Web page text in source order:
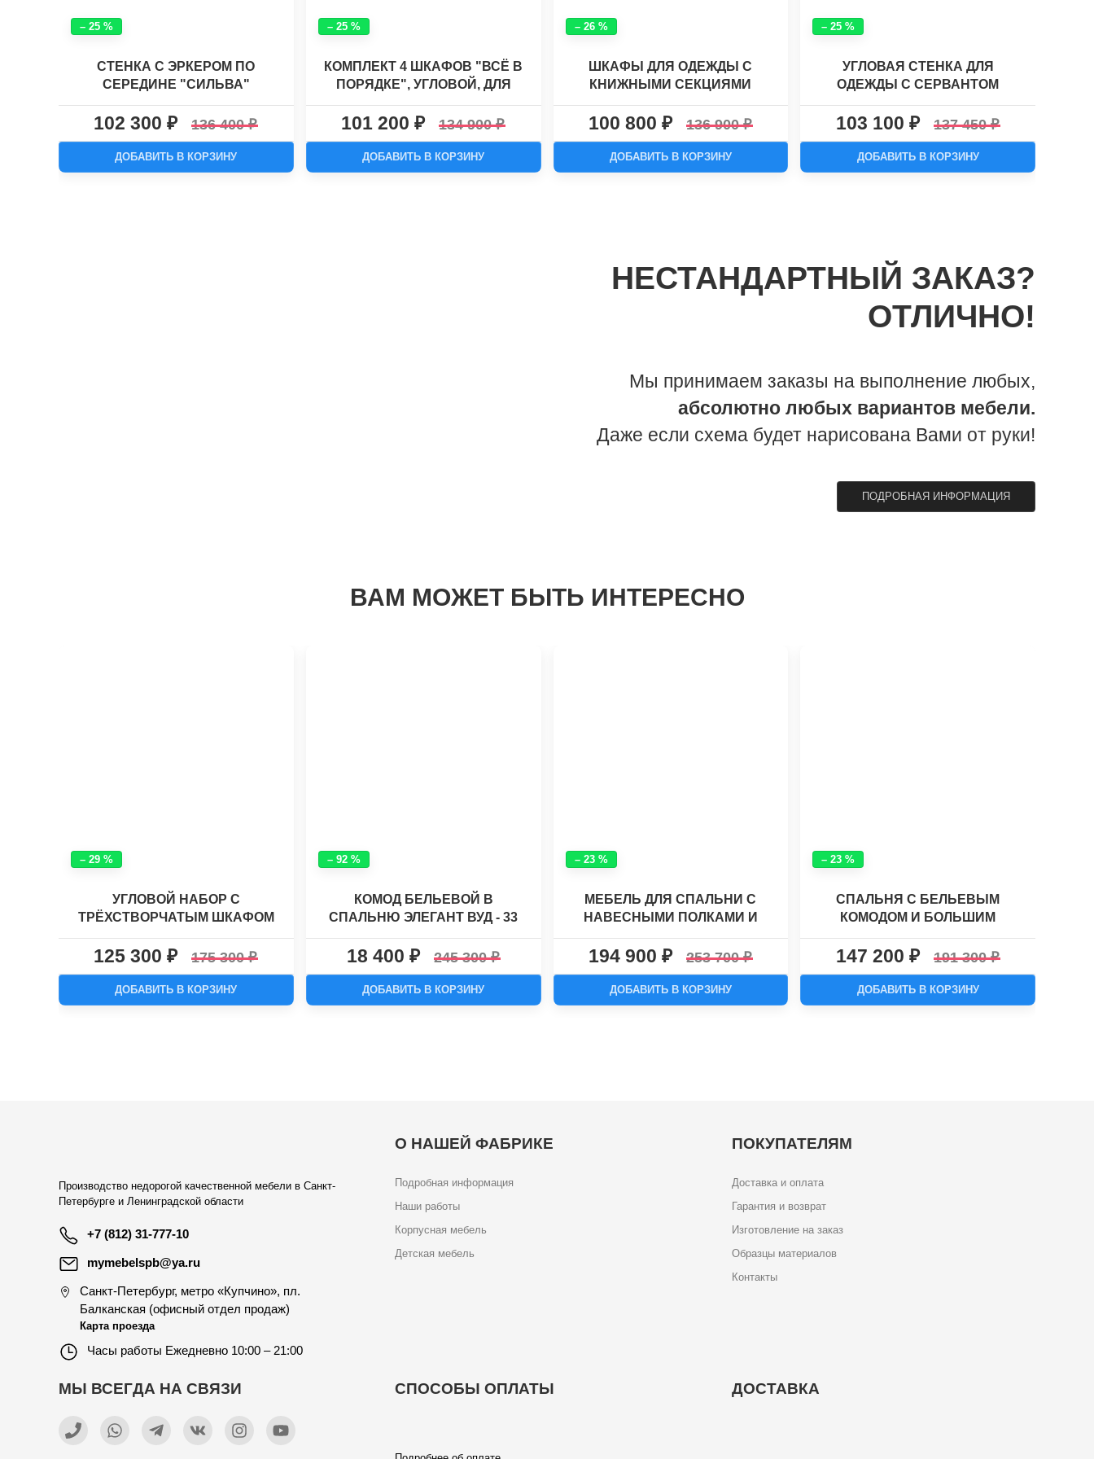
– 25 %
СТЕНКА С ЭРКЕРОМ ПО
СЕРЕДИНЕ "СИЛЬВА"
102 300 136 400
ДОБАВИТЬ В КОРЗИНУ
– 25 %
КОМПЛЕКТ 4 ШКАФОВ "ВСЁ В
ПОРЯДКЕ", УГЛОВОЙ, ДЛЯ
ОДЕЖДЫ, КНИГ, ПОСУДЫ №48
101 200 134 900
ДОБАВИТЬ В КОРЗИНУ
– 26 %
ШКАФЫ ДЛЯ ОДЕЖДЫ С
КНИЖНЫМИ СЕКЦИЯМИ
ПАКС-2
100 800 136 900
ДОБАВИТЬ В КОРЗИНУ
– 25 %
УГЛОВАЯ СТЕНКА ДЛЯ
ОДЕЖДЫ С СЕРВАНТОМ
ХАСКИ №4
103 100 137 450
ДОБАВИТЬ В КОРЗИНУ
НЕСТАНДАРТНЫЙ ЗАКАЗ?
ОТЛИЧНО!
Мы принимаем заказы на выполнение любых,
абсолютно любых вариантов мебели.
Даже если схема будет нарисована Вами от руки!
ПОДРОБНАЯ ИНФОРМАЦИЯ
ВАМ МОЖЕТ БЫТЬ ИНТЕРЕСНО
– 29 %
УГЛОВОЙ НАБОР С
ТРЁХСТВОРЧАТЫМ ШКАФОМ
ХАСКИ КЛАССИК №9
125 300 175 300
ДОБАВИТЬ В КОРЗИНУ
– 92 %
КОМОД БЕЛЬЕВОЙ В
СПАЛЬНЮ ЭЛЕГАНТ ВУД - 33
18 400 245 300
ДОБАВИТЬ В КОРЗИНУ
– 23 %
МЕБЕЛЬ ДЛЯ СПАЛЬНИ С
НАВЕСНЫМИ ПОЛКАМИ И
УГЛОВЫМ ШКАФОМ "ЛАУНЧ
3"
194 900 253 700
ДОБАВИТЬ В КОРЗИНУ
– 23 %
СПАЛЬНЯ С БЕЛЬЕВЫМ
КОМОДОМ И БОЛЬШИМ
ШКАФОМ ДЛЯ ОДЕЖЫ
"ЛАУНЧ"
147 200 191 300
ДОБАВИТЬ В КОРЗИНУ
Производство недорогой качественной мебели в Санкт-
Петербурге и Ленинградской области
+7 (812) 31-777-10
mymebelspb@ya.ru
Санкт-Петербург, метро «Купчино», пл.
Балканская (офисный отдел продаж)
Карта проезда
Часы работы Ежедневно 10:00 – 21:00
О НАШЕЙ ФАБРИКЕ
Подробная информация
Наши работы
Корпусная мебель
Детская мебель
ПОКУПАТЕЛЯМ
Доставка и оплата
Гарантия и возврат
Изготовление на заказ
Образцы материалов
Контакты
МЫ ВСЕГДА НА СВЯЗИ СПОСОБЫ ОПЛАТЫ ДОСТАВКА